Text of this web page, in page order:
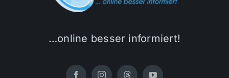
…online besser informiert!